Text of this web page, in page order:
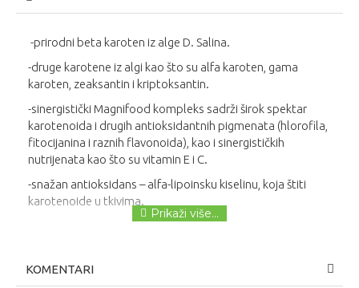
-prirodni beta karoten iz alge D. Salina.
-druge karotene iz algi kao što su alfa karoten, gama
karoten, zeaksantin i kriptoksantin.
-sinergistički Magnifood kompleks sadrži širok spektar
karotenoida i drugih antioksidantnih pigmenata (hlorofila,
fitocijanina i raznih flavonoida), kao i sinergističkih
nutrijenata kao što su vitamin E i C.
-snažan antioksidans – alfa-lipoinsku kiselinu, koja štiti
karotenoide u tkivima.
KOMENTARI